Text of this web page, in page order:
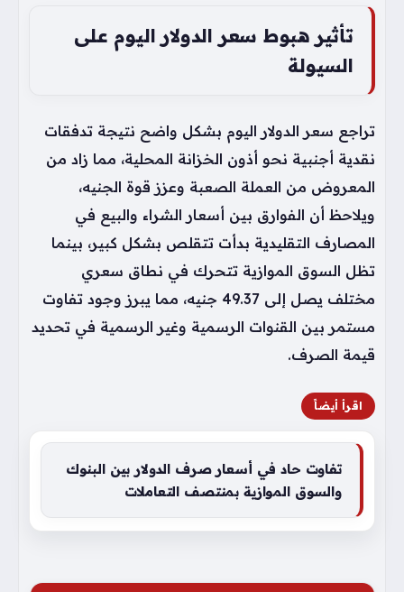
تأثير هبوط سعر الدولار اليوم على
السيولة
تراجع سعر الدولار اليوم بشكل واضح نتيجة تدفقات
نقدية أجنبية نحو أذون الخزانة المحلية، مما زاد من
المعروض من العملة الصعبة وعزز قوة الجنيه،
ويلاحظ أن الفوارق بين أسعار الشراء والبيع في
المصارف التقليدية بدأت تتقلص بشكل كبير، بينما
تظل السوق الموازية تتحرك في نطاق سعري
مختلف يصل إلى 49.37 جنيه، مما يبرز وجود تفاوت
مستمر بين القنوات الرسمية وغير الرسمية في تحديد
قيمة الصرف.
اقرأ أيضاً
تفاوت حاد في أسعار صرف الدولار بين البنوك
والسوق الموازية بمنتصف التعاملات